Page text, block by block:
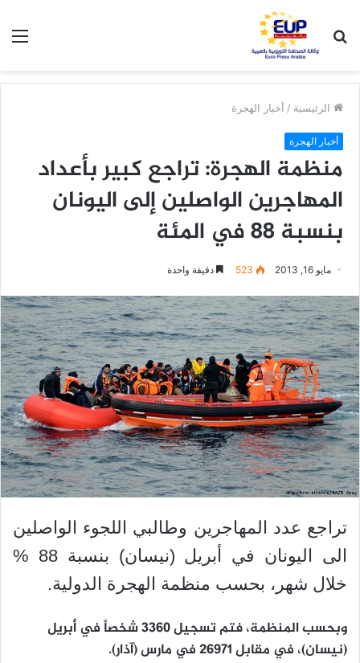
عن
الرئيسية / أخبار الهجرة
أخبار الهجرة
منظمة الهجرة: تراجع كبير بأعداد
المهاجرين الواصلين إلى اليونان
بنسبة 88 في المئة
مايو 16, 2013 523 دقيقة واحدة
تراجع عدد المهاجرين وطالبي اللجوء الواصلين
الى اليونان في أبريل (نيسان) بنسبة 88 %
خلال شهر، بحسب منظمة الهجرة الدولية.
وبحسب المنظمة، فتم تسجيل 3360 شخصاً في أبريل
(نيسان)، في مقابل 26971 في مارس (آذار).